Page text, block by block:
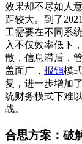
效果却不尽如人
距较大。到了
工需要在不同系
入不仅效率低下
散，信息滞后，
盖面广， 报销模
复，进一步增加
统财务模式下难
战。
合思方案：破